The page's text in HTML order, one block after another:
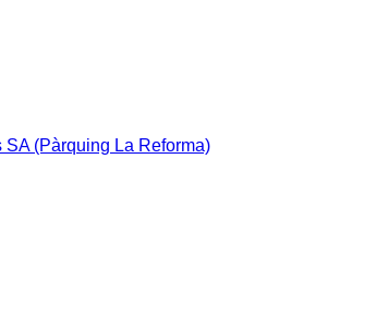
(Pàrquing La Reforma)